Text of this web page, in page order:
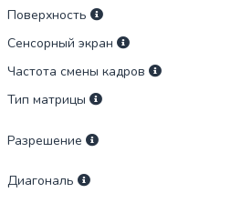
Поверхность
Сенсорный экран
Частота смены кадров
Тип матрицы
Разрешение
Диагональ